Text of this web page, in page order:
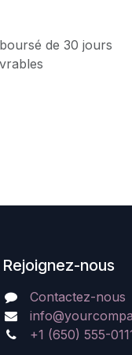
de 30 jours
Rejoignez-nous
Contactez-nous
+1 (650) 555-